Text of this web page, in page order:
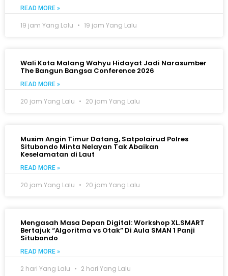
READ MORE »
19 jam Yang Lalu 19 jam Yang Lalu
Wali Kota Malang Wahyu Hidayat Jadi Narasumber
The Bangun Bangsa Conference 2026
READ MORE »
20 jam Yang Lalu 20 jam Yang Lalu
Musim Angin Timur Datang, Satpolairud Polres
Situbondo Minta Nelayan Tak Abaikan
Keselamatan di Laut
READ MORE »
20 jam Yang Lalu 20 jam Yang Lalu
Mengasah Masa Depan Digital: Workshop XL.SMART
Bertajuk “Algoritma vs Otak” Di Aula SMAN 1 Panji
Situbondo
READ MORE »
2 hari Yang Lalu 2 hari Yang Lalu